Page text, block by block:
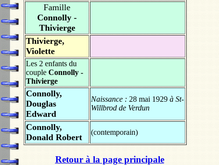
Famille
Connolly -
Thivierge
Thivierge,
Violette
Les 2 enfants du
couple Connolly -
Thivierge
Connolly,
Douglas
Edward
Naissance : 28 mai 1929 à St-
Willbrod de Verdun
Connolly,
Donald Robert
(contemporain)
Retour à la page principale